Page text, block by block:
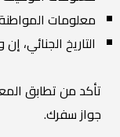
معلومات
التاريخ الجنائي،
تأكد من تطابق
جواز سفرك.